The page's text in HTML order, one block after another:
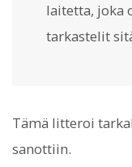
laitetta, joka
tarkastelit
Tämä litteroi
sanottiin.